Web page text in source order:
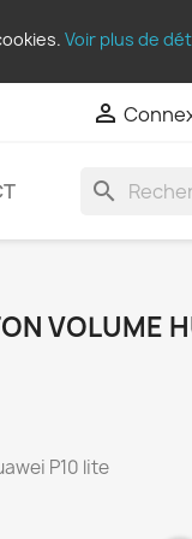
Voir plus de

search
VOLUME
P10 lite